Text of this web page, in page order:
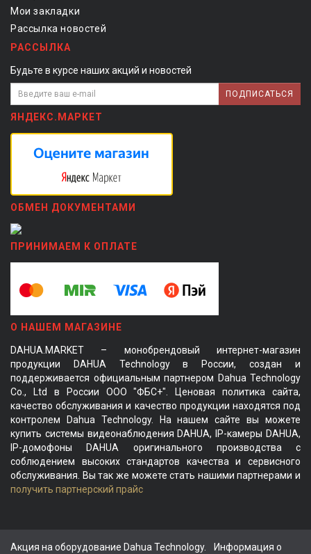
Мои закладки
Рассылка новостей
РАССЫЛКА
Будьте в курсе наших акций и новостей
ПОДПИСАТЬСЯ
ЯНДЕКС.МАРКЕТ
ОБМЕН ДОКУМЕНТАМИ
ПРИНИМАЕМ К ОПЛАТЕ
О НАШЕМ МАГАЗИНЕ
DAHUA.MARKET – монобрендовый интернет-магазин
продукции DAHUA Technology в России, создан и
поддерживается официальным партнером Dahua Technology
Co., Ltd в России ООО "ФБС+". Ценовая политика сайта,
качество обслуживания и качество продукции находятся под
контролем Dahua Technology. На нашем сайте вы можете
купить системы видеонаблюдения DAHUA, IP-камеры DAHUA,
IP-домофоны DAHUA оригинального производства с
соблюдением высоких стандартов качества и сервисного
обслуживания. Вы так же можете стать нашими партнерами и
получить партнерский прайс
Акция на оборудование Dahua Technology. Информация о